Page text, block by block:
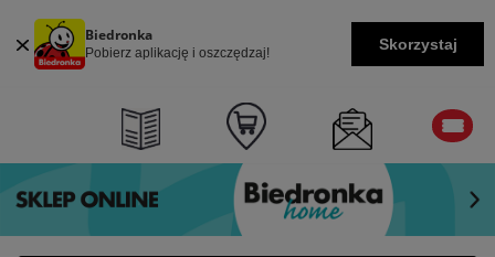
Biedronka
Pobierz aplikację i oszczędzaj! Skorzystaj